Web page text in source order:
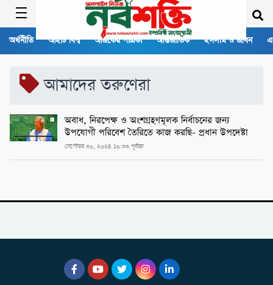
অর্থনীতি আইটি বিশ্ব আজকের পত্রিকা আন্তর্জাতিক ইসলাম ও জীবন
আমাদের তরুণেরা
অবাধ, নিরপেক্ষ ও অংশগ্রহণমূলক নির্বাচনের জন্য
উপযোগী পরিবেশ তৈরিতে কাজ করছি- প্রধান উপদেষ্টা
সেপ্টেম্বর ৩০, ২০২৪ ১০:৩৩ পূর্বাহ্ন